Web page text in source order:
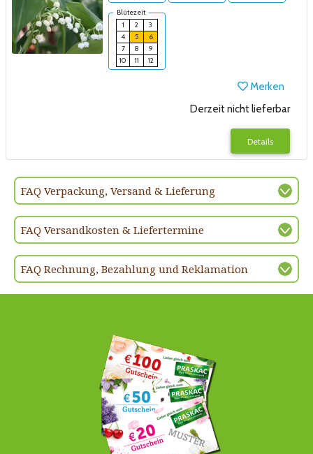
Blütezeit
1
2
3
4
5
6
7
8
9
10
11 12
Merken
Derzeit nicht lieferbar
Details
FAQ Verpackung, Versand & Lieferung
FAQ Versandkosten & Liefertermine
FAQ Rechnung, Bezahlung und Reklamation